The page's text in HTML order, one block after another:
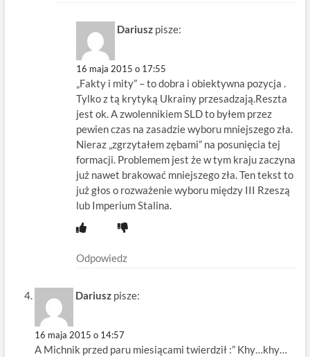
Dariusz pisze:
16 maja 2015 o 17:55
„Fakty i mity” – to dobra i obiektywna pozycja .
Tylko z tą krytyką Ukrainy przesadzają.Reszta
jest ok. A zwolennikiem SLD to byłem przez
pewien czas na zasadzie wyboru mniejszego zła.
Nieraz „zgrzytałem zębami” na posunięcia tej
formacji. Problemem jest że w tym kraju zaczyna
już nawet brakować mniejszego zła. Ten tekst to
już głos o rozważenie wyboru między III Rzeszą
lub Imperium Stalina.
Odpowiedz
Dariusz pisze:
16 maja 2015 o 14:57
A Michnik przed paru miesiącami twierdził :” Khy…khy…